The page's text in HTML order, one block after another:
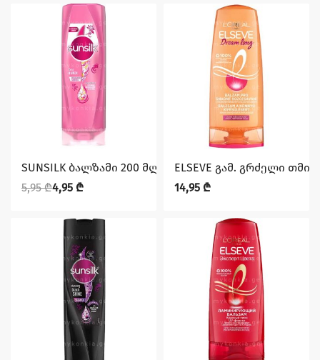
SUNSILK ბალზამი 200 მლ მბზინვარება და სიძლიერე
5,95₾4,95 ₾
ELSEVE გამ. გრძელი
14,95 ₾